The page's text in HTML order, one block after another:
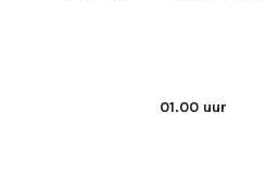
01.00 uur